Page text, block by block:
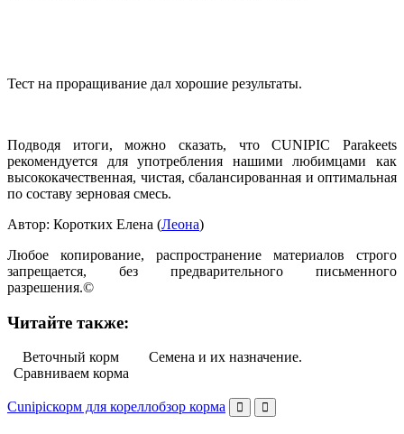
Тест на проращивание дал хорошие результаты.
Подводя итоги, можно сказать, что CUNIPIC Parakeets
рекомендуется для употребления нашими любимцами как
высококачественная, чистая, сбалансированная и оптимальная
по составу зерновая смесь.
Автор: Коротких Елена (Леона)
Любое копирование, распространение материалов строго
запрещается, без предварительного письменного
разрешения.©
Читайте также:
Веточный корм
Семена и их назначение.
Сравниваем корма
Cunipicкорм для кореллобзор корма